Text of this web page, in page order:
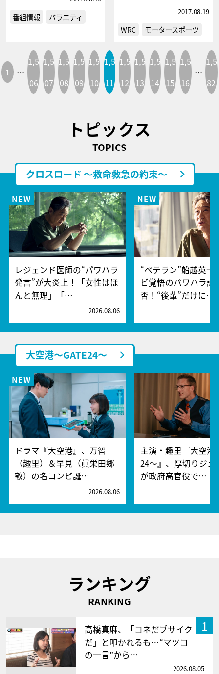
番組情報 バラエティ
2017.08.19
WRC モータースポーツ
1 …
1,5
06
1,5
07
1,5
08
1,5
09
1,5
10
1,5
11
1,5
12
1,5
13
1,5
14
1,5
15
1,5
16
…
1,5
82
トピックス
TOPICS
クロスロード ～救命救急の約束～
レジェンド医師の“パワハラ
発言”が大炎上！「女性はほ
んと無理」「…
2026.08.06
“ベテラン”船越英一
ビ覚悟のパワハラ謝
否！“後輩”だけに…
大空港～GATE24～
ドラマ『大空港』、万智
（趣里）＆早見（眞栄田郷
敦）の名コンビ誕…
2026.08.06
主演・趣里『大空港
24～』、厚切りジェ
が政府高官役で…
ランキング
RANKING
1
高橋真麻、「コネだブサイク
だ」と叩かれるも…“マツコ
の一言”から…
2026.08.05